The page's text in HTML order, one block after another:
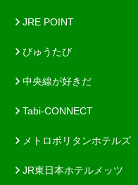
JRE POINT
びゅうたび
中央線が好きだ
Tabi-CONNECT
メトロポリタンホテルズ
JR東日本ホテルメッツ